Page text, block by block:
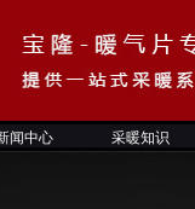
闻中心 采暖知识